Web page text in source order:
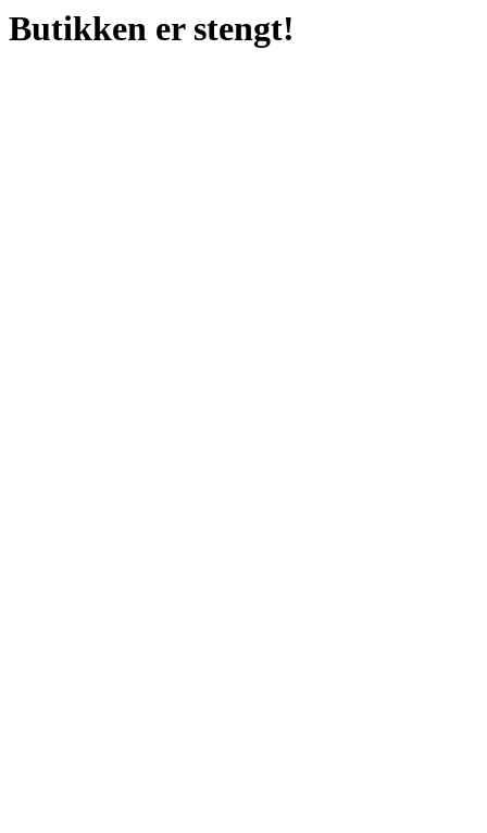
Butikken er stengt!